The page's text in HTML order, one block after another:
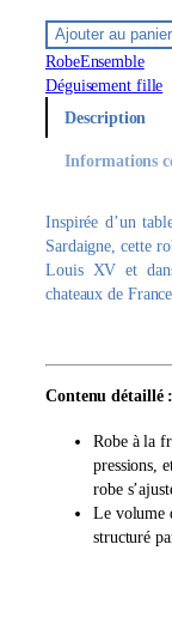
Ajouter au panier
RobeEnsemble
Déguisement fille
Description
Informations
Inspirée d’un
Sardaigne, cette
Louis XV et
chateaux de France.
Contenu détaillé :
Robe à la
pressions,
robe
Le volume
structuré